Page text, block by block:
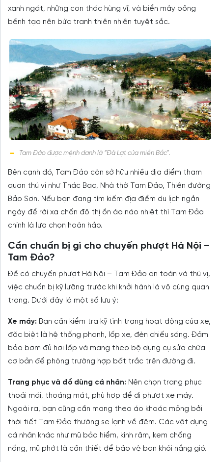
xanh ngát, những con thác hùng vĩ, và biển mây bồng
bềnh tạo nên bức tranh thiên nhiên tuyệt sắc.
Tam Đảo được mệnh danh là “Đà Lạt của miền Bắc”.
Bên cạnh đó, Tam Đảo còn sở hữu nhiều địa điểm tham
quan thú vị như Thác Bạc, Nhà thờ Tam Đảo, Thiên đường
Bảo Sơn. Nếu bạn đang tìm kiếm địa điểm du lịch ngắn
ngày để rời xa chốn đô thị ồn ào náo nhiệt thì Tam Đảo
chính là lựa chọn hoàn hảo.
Cần chuẩn bị gì cho chuyến phượt Hà Nội –
Tam Đảo?
Để có chuyến phượt Hà Nội – Tam Đảo an toàn và thú vị,
việc chuẩn bị kỹ lưỡng trước khi khởi hành là vô cùng quan
trọng. Dưới đây là một số lưu ý:
Xe máy: Bạn cần kiểm tra kỹ tình trạng hoạt động của xe,
đặc biệt là hệ thống phanh, lốp xe, đèn chiếu sáng. Đảm
bảo bơm đủ hơi lốp và mang theo bộ dụng cụ sửa chữa
cơ bản để phòng trường hợp bất trắc trên đường đi.
Trang phục và đồ dùng cá nhân: Nên chọn trang phục
thoải mái, thoáng mát, phù hợp để đi phượt xe máy.
Ngoài ra, bạn cũng cần mang theo áo khoác mỏng bởi
thời tiết Tam Đảo thường se lạnh về đêm. Các vật dụng
cá nhân khác như mũ bảo hiểm, kính râm, kem chống
nắng, mũ phớt là cần thiết để bảo vệ bạn khỏi nắng gió.